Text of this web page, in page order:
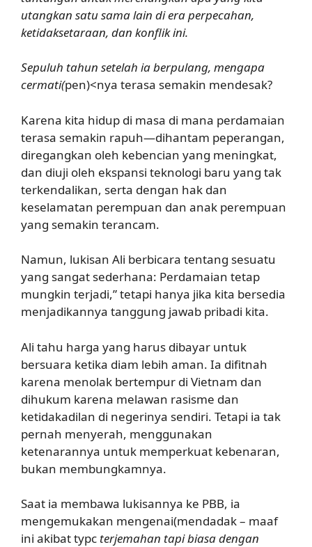
utangkan satu sama lain di era perpecahan,
ketidaksetaraan, dan konflik ini.
Sepuluh tahun setelah ia berpulang, mengapa
cermati(pen)<nya terasa semakin mendesak?
Karena kita hidup di masa di mana perdamaian
terasa semakin rapuh—dihantam peperangan,
diregangkan oleh kebencian yang meningkat,
dan diuji oleh ekspansi teknologi baru yang tak
terkendalikan, serta dengan hak dan
keselamatan perempuan dan anak perempuan
yang semakin terancam.
Namun, lukisan Ali berbicara tentang sesuatu
yang sangat sederhana: Perdamaian tetap
mungkin terjadi,” tetapi hanya jika kita bersedia
menjadikannya tanggung jawab pribadi kita.
Ali tahu harga yang harus dibayar untuk
bersuara ketika diam lebih aman. Ia difitnah
karena menolak bertempur di Vietnam dan
dihukum karena melawan rasisme dan
ketidakadilan di negerinya sendiri. Tetapi ia tak
pernah menyerah, menggunakan
ketenarannya untuk memperkuat kebenaran,
bukan membungkamnya.
Saat ia membawa lukisannya ke PBB, ia
mengemukakan mengenai(mendadak – maaf
ini akibat typc terjemahan tapi biasa dengan